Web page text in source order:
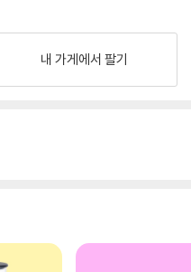
내 가게에서 팔기